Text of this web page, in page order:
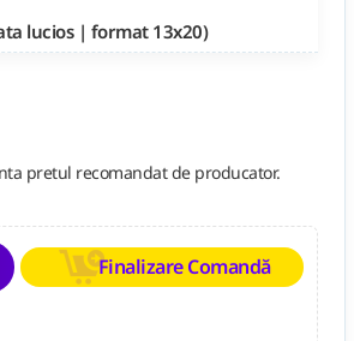
lucios | format 13x20)
Finalizare Comandă
pretul recomandat de producator.